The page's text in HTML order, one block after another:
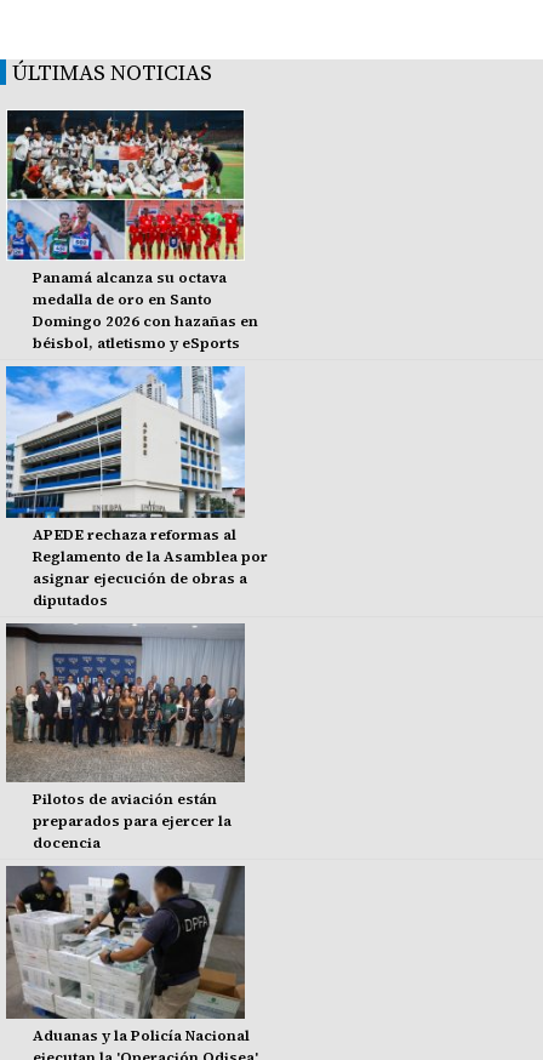
ÚLTIMAS NOTICIAS
Panamá alcanza su octava
medalla de oro en Santo
Domingo 2026 con hazañas en
béisbol, atletismo y eSports
APEDE rechaza reformas al
Reglamento de la Asamblea por
asignar ejecución de obras a
diputados
Pilotos de aviación están
preparados para ejercer la
docencia
Aduanas y la Policía Nacional